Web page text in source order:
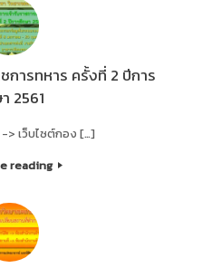
การทหาร ครั้งที่ 2 ปีการ
2561
> เว็บไซต์กอง […]
reading